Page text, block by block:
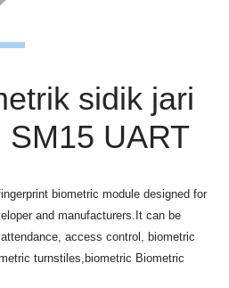
sidik jari
UART
biometric module designed for
and manufacturers.It can be
access control, biometric
turnstiles,biometric Biometric